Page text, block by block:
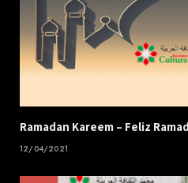
Ramadan Kareem – Feliz
12/04/2021